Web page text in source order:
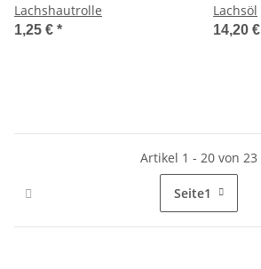
Lachshautrolle
1,25 € *
Lachsöl
14,20 €
Artikel 1 - 20 von 23
Seite1